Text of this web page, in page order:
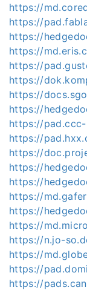
https://
https://
https://
https://
https://
https://
https://
https://
https://
https://
https://
https://
https://
https://
https://
https://
https://n.jo-
https://
https://
https://